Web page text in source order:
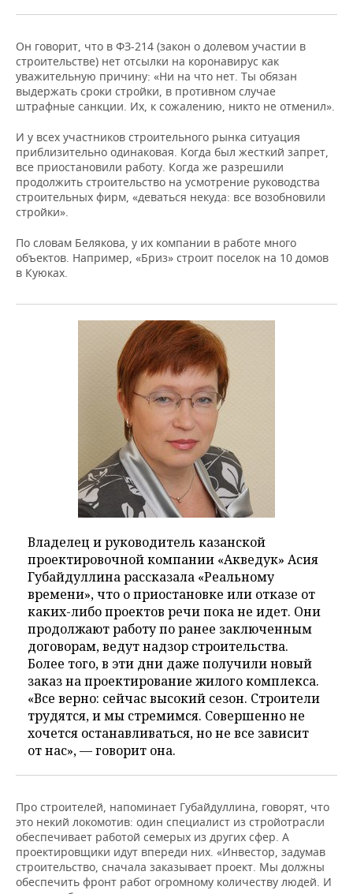
Он говорит, что в ФЗ-214 (закон о долевом участии в
строительстве) нет отсылки на коронавирус как
уважительную причину: «Ни на что нет. Ты обязан
выдержать сроки стройки, в противном случае
штрафные санкции. Их, к сожалению, никто не отменил».
И у всех участников строительного рынка ситуация
приблизительно одинаковая. Когда был жесткий запрет,
все приостановили работу. Когда же разрешили
продолжить строительство на усмотрение руководства
строительных фирм, «деваться некуда: все возобновили
стройки».
По словам Белякова, у их компании в работе много
объектов. Например, «Бриз» строит поселок на 10 домов
в Куюках.
Владелец и руководитель казанской
проектировочной компании «Акведук» Асия
Губайдуллина рассказала «Реальному
времени», что о приостановке или отказе от
каких-либо проектов речи пока не идет. Они
продолжают работу по ранее заключенным
договорам, ведут надзор строительства.
Более того, в эти дни даже получили новый
заказ на проектирование жилого комплекса.
«Все верно: сейчас высокий сезон. Строители
трудятся, и мы стремимся. Совершенно не
хочется останавливаться, но не все зависит
от нас», — говорит она.
Про строителей, напоминает Губайдуллина, говорят, что
это некий локомотив: один специалист из стройотрасли
обеспечивает работой семерых из других сфер. А
проектировщики идут впереди них. «Инвестор, задумав
строительство, сначала заказывает проект. Мы должны
обеспечить фронт работ огромному количеству людей. И